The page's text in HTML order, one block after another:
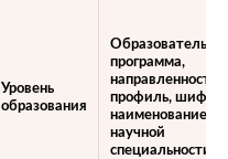
Уровень
образования
программа,
направленность,
профиль, шифр и
наименование
научной
специальности